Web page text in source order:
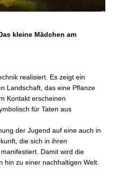
kleine Mädchen am
Landschaft, das eine Pflanze
Kontakt erscheinen
für Taten aus
der Jugend auf eine auch in
die sich in ihren
Damit wird die
zu einer nachhaltigen Welt.